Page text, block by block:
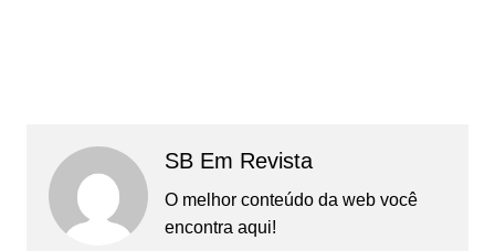
SB Em Revista
O melhor conteúdo da web você
encontra aqui!